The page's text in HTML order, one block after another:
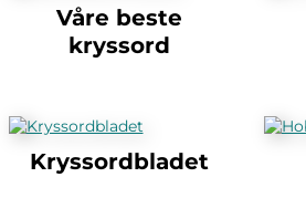
Våre beste
kryssord
Kryssordbladet